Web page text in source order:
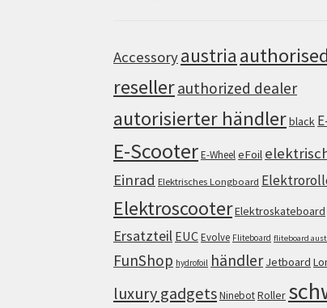
Accessoryaustria authorised
resellerauthorized dealer
autorisierter händlerblack
E-ScooterE-WheeleFoil
Einrad Elektrisches Longboard
ElektroscooterElektroskateboard
Ersatzteil EUCEvolve Fliteboard fliteboard
FunShop hydrofoil händler Jetboard
luxury gadgetsNinebotRoller